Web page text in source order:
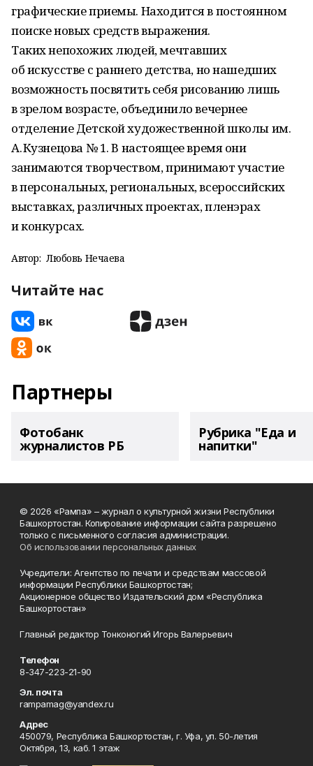
графические приемы. Находится в постоянном
поиске новых средств выражения.
Таких непохожих людей, мечтавших
об искусстве с раннего детства, но нашедших
возможность посвятить себя рисованию лишь
в зрелом возрасте, объединило вечернее
отделение Детской художественной школы им.
А. Кузнецова № 1. В настоящее время они
занимаются творчеством, принимают участие
в персональных, региональных, всероссийских
выставках, различных проектах, пленэрах
и конкурсах.
Автор: Любовь Нечаева
Читайте нас
Партнеры
Фотобанк
журналистов РБ
Рубрика "Еда и
напитки"
© 2026 «Рампа» – журнал о культурной жизни Республики
Башкортостан. Копирование информации сайта разрешено
только с письменного согласия администрации.
Об использовании персональных данных
Учредители: Агентство по печати и средствам массовой
информации Республики Башкортостан;
Акционерное общество Издательский дом «Республика
Башкортостан»
Главный редактор Тонконогий Игорь Валерьевич
Телефон
8-347-223-21-90
Эл. почта
rampamag@yandex.ru
Адрес
450079, Республика Башкортостан, г. Уфа, ул. 50-летия
Октября, 13, каб. 1 этаж